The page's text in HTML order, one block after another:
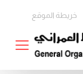
خريطة الموقع